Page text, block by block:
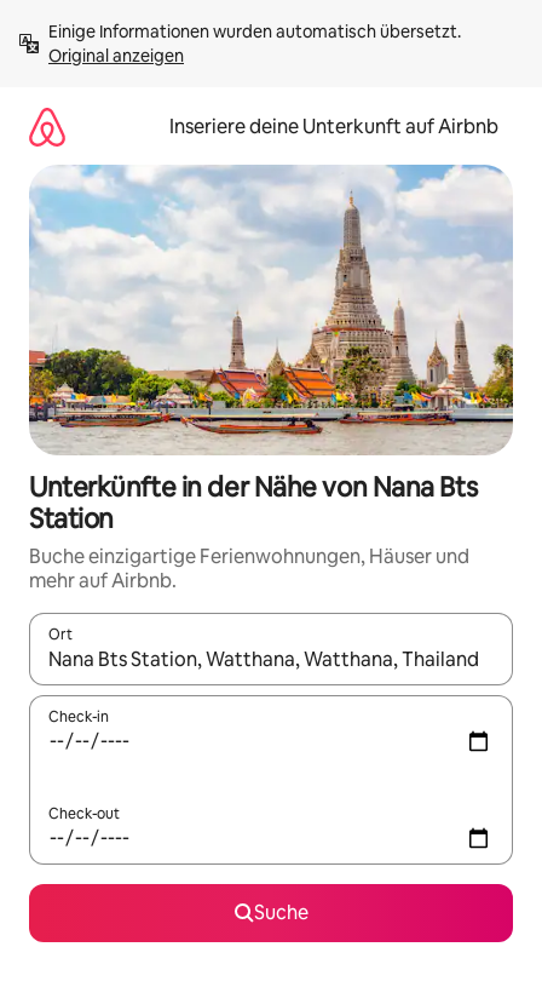
Inhalten
springenOriginal anzeigen
Inseriere deine Unterkunft auf Airbnb
Unterkünfte in der Nähe von Nana Bts
Station
Buche einzigartige Ferienwohnungen, Häuser und
mehr auf Airbnb.
Ort
Wenn Ergebnisse verfügbar sind, navigiere mit den
Check-in
Check-out
Suche